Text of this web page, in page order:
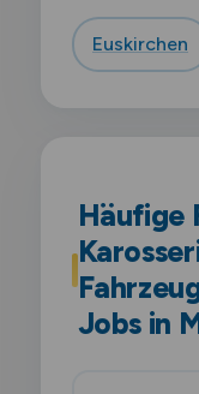
Euskirchen
Häufige
Jobs in